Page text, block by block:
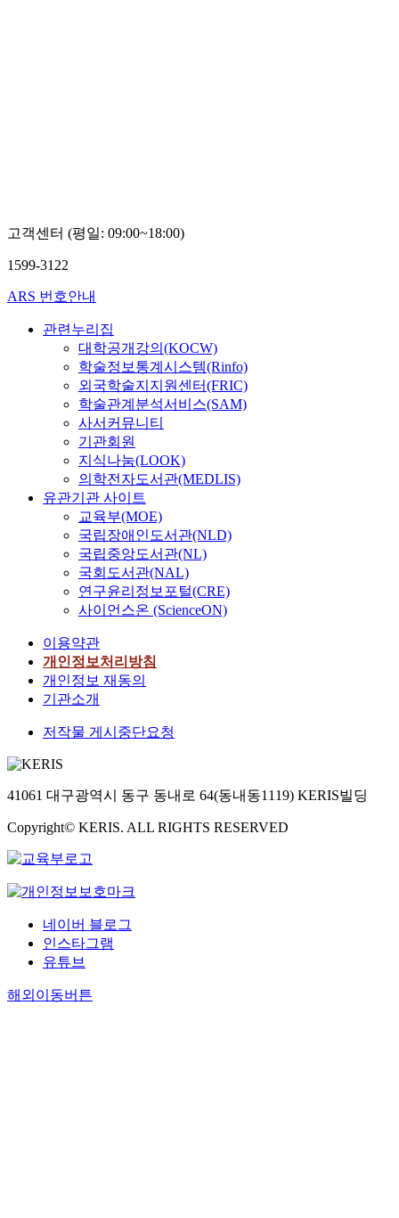
고객센터 (평일: 09:00~18:00)
1599-3122
ARS 번호안내
관련누리집
대학공개강의(KOCW)
학술정보통계시스템(Rinfo)
외국학술지지원센터(FRIC)
학술관계분석서비스(SAM)
사서커뮤니티
기관회원
지식나눔(LOOK)
의학전자도서관(MEDLIS)
유관기관 사이트
교육부(MOE)
국립장애인도서관(NLD)
국립중앙도서관(NL)
국회도서관(NAL)
연구윤리정보포털(CRE)
사이언스온 (ScienceON)
이용약관
개인정보처리방침
개인정보 재동의
기관소개
저작물 게시중단요청
41061 대구광역시 동구 동내로 64(동내동1119) KERIS빌딩
Copyright© KERIS. ALL RIGHTS RESERVED
네이버 블로그
인스타그램
유튜브
해외이동버튼